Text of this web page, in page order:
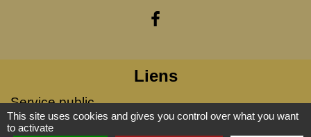
Liens
Service public
- -
This site uses cookies and gives you control over what you want
to activate